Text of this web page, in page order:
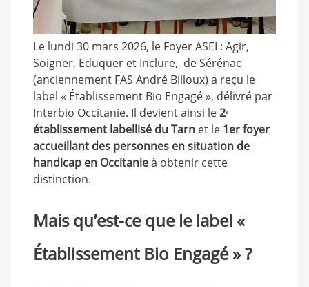
Le lundi 30 mars 2026, le Foyer ASEI : Agir,
Soigner, Eduquer et Inclure, de Sérénac
(anciennement FAS André Billoux) a reçu le
label « Établissement Bio Engagé », délivré par
Interbio Occitanie. Il devient ainsi le2ᵉ
établissement labellisé du Tarn et le 1er foyer
accueillant des personnes en situation de
handicap en Occitanieà obtenir cette
distinction.
Mais qu’est-ce que le label «
Établissement Bio Engagé » ?